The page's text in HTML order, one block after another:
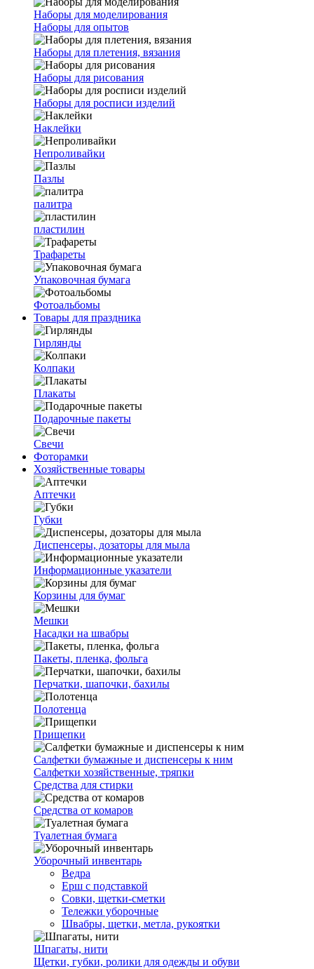
Наборы для моделирования
Наборы для опытов
Наборы для плетения, вязания
Наборы для рисования
Наборы для росписи изделий
Наклейки
Непроливайки
Пазлы
палитра
пластилин
Трафареты
Упаковочная бумага
Фотоальбомы
Товары для праздника
Гирлянды
Колпаки
Плакаты
Подарочные пакеты
Свечи
Фоторамки
Хозяйственные товары
Аптечки
Губки
Диспенсеры, дозаторы для мыла
Информационные указатели
Корзины для бумаг
Мешки
Насадки на швабры
Пакеты, пленка, фольга
Перчатки, шапочки, бахилы
Полотенца
Прищепки
Салфетки бумажные и диспенсеры к ним
Салфетки хозяйственные, тряпки
Средства для стирки
Средства от комаров
Туалетная бумага
Уборочный инвентарь
Ведра
Ерш с подставкой
Совки, щетки-сметки
Тележки уборочные
Швабры, щетки, метла, рукоятки
Шпагаты, нити
Щетки, губки, ролики для одежды и обуви